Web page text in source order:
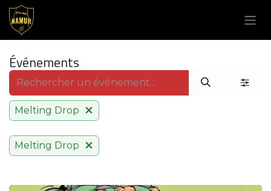
Se rendre au contenu
Événements
Melting Drop
Melting Drop